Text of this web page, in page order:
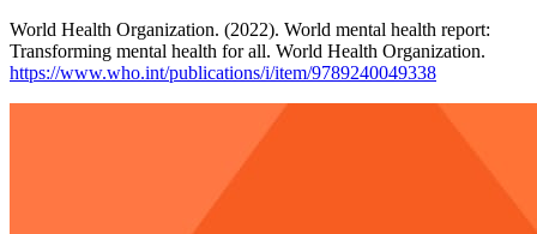
World Health Organization. (2022). World mental health report:
Transforming mental health for all. World Health Organization.
https://www.who.int/publications/i/item/9789240049338